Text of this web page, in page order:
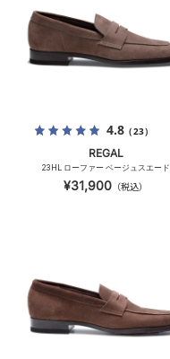
4.8（23）
REGAL
23HL ローファー ベージュスエード
¥31,900 （税込）